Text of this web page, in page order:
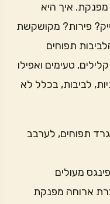
איך היא
פירות? מקושקשת
תפוחים
טעימים ואפילו
לביבות, בכלל לא
תפוחים, לערבב
מעולים
ארוחה מפנקת